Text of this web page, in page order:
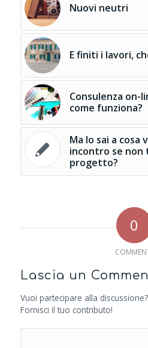
Nuovi neutri
E finiti i lavori,
Consulenza on-
come funziona?
Ma lo sai a cosa
incontro se non
progetto?
0
Lascia un
Vuoi partecipare alla discussione?
Fornisci il tuo contributo!